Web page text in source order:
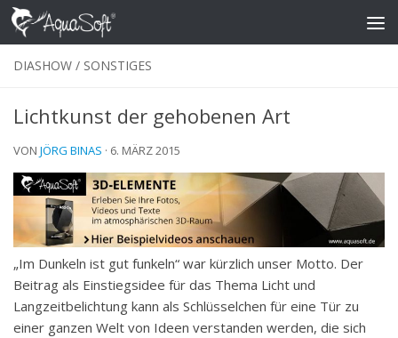
Skip to content
DIASHOW / SONSTIGES
Lichtkunst der gehobenen Art
VON JÖRG BINAS · 6. MÄRZ 2015
„Im Dunkeln ist gut funkeln“ war kürzlich unser Motto. Der
Beitrag als Einstiegsidee für das Thema Licht und
Langzeitbelichtung kann als Schlüsselchen für eine Tür zu
einer ganzen Welt von Ideen verstanden werden, die sich